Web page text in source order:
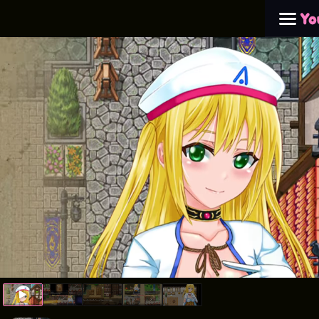
精液炼金术士：操遍冒险者榨汁 （炼金冒险谭）